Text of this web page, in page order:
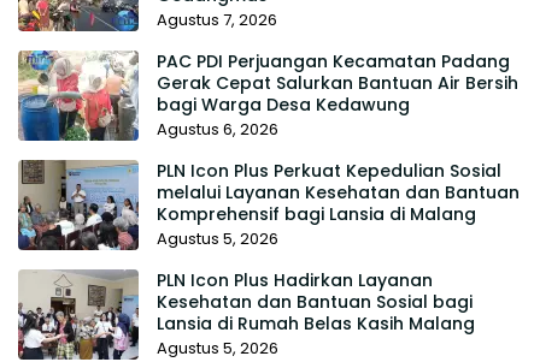
Agustus 7, 2026
PAC PDI Perjuangan Kecamatan Padang
Gerak Cepat Salurkan Bantuan Air Bersih
bagi Warga Desa Kedawung
Agustus 6, 2026
PLN Icon Plus Perkuat Kepedulian Sosial
melalui Layanan Kesehatan dan Bantuan
Komprehensif bagi Lansia di Malang
Agustus 5, 2026
PLN Icon Plus Hadirkan Layanan
Kesehatan dan Bantuan Sosial bagi
Lansia di Rumah Belas Kasih Malang
Agustus 5, 2026